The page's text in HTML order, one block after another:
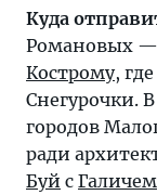
Куда
Романовых —
Кострому,
Снегурочки. В
городов
ради
Буй с Галичем